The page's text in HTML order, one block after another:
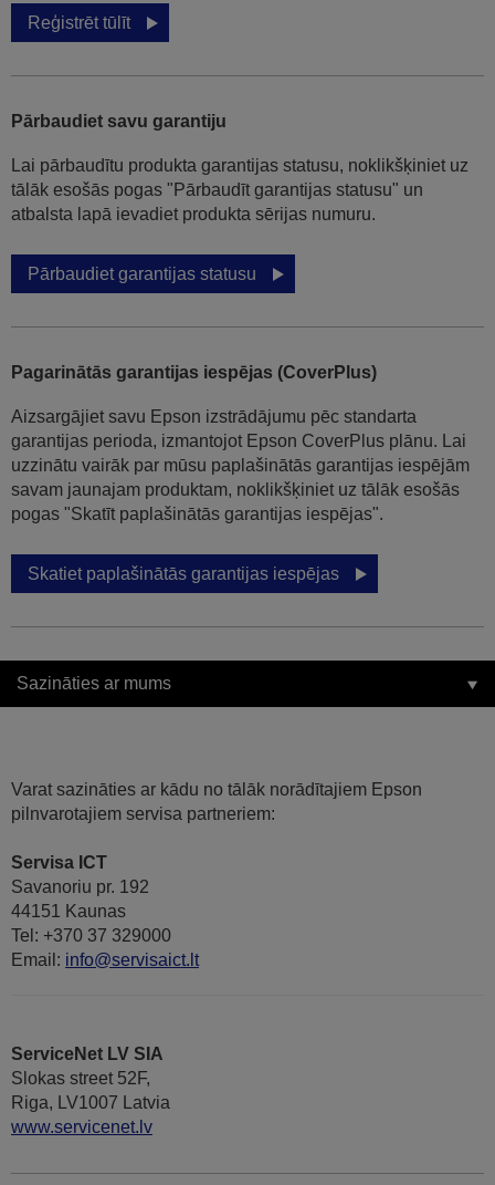
Reģistrēt tūlīt
Pārbaudiet savu garantiju
Lai pārbaudītu produkta garantijas statusu, noklikšķiniet uz
tālāk esošās pogas "Pārbaudīt garantijas statusu" un
atbalsta lapā ievadiet produkta sērijas numuru.
Pārbaudiet garantijas statusu
Pagarinātās garantijas iespējas (CoverPlus)
Aizsargājiet savu Epson izstrādājumu pēc standarta
garantijas perioda, izmantojot Epson CoverPlus plānu. Lai
uzzinātu vairāk par mūsu paplašinātās garantijas iespējām
savam jaunajam produktam, noklikšķiniet uz tālāk esošās
pogas "Skatīt paplašinātās garantijas iespējas".
Skatiet paplašinātās garantijas iespējas
Sazināties ar mums
Varat sazināties ar kādu no tālāk norādītajiem Epson
pilnvarotajiem servisa partneriem:
Servisa ICT
Savanoriu pr. 192
44151 Kaunas
Tel: +370 37 329000
Email: info@servisaict.lt
ServiceNet LV SIA
Slokas street 52F,
Riga, LV1007 Latvia
www.servicenet.lv